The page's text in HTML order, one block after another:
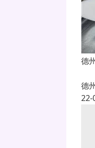
德
德
22-